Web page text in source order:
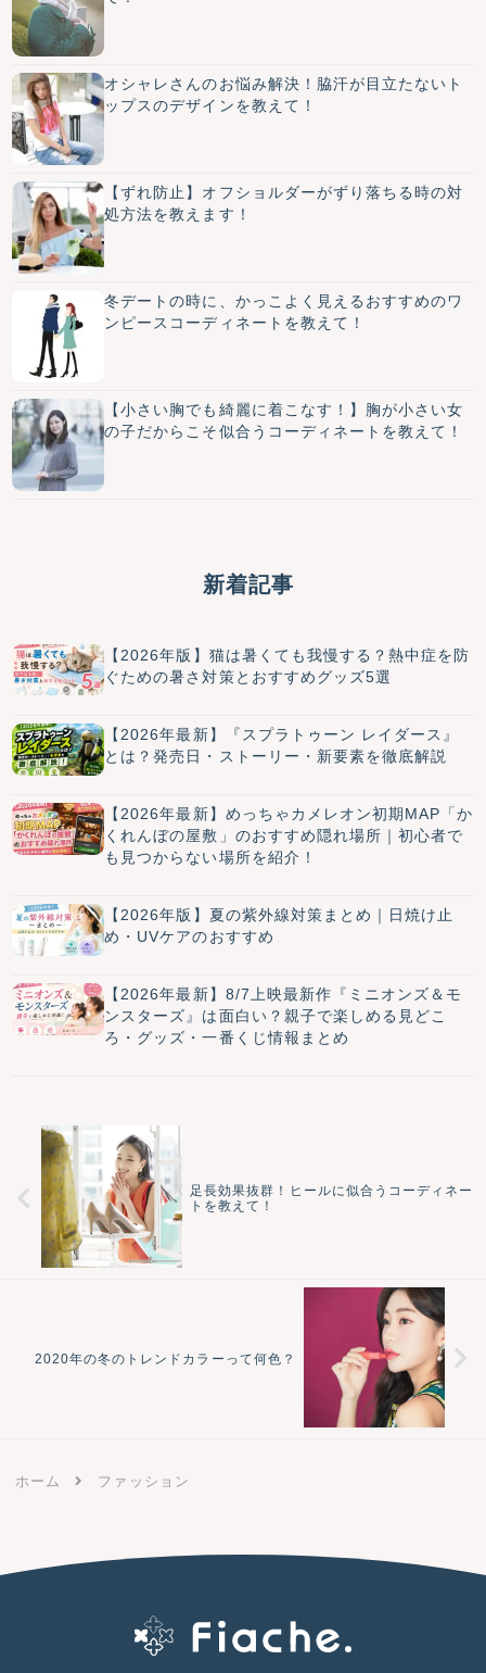
オシャレさんのお悩み解決！脇汗が目立たないト
ップスのデザインを教えて！
【ずれ防止】オフショルダーがずり落ちる時の対
処方法を教えます！
冬デートの時に、かっこよく見えるおすすめのワ
ンピースコーディネートを教えて！
【小さい胸でも綺麗に着こなす！】胸が小さい女
の子だからこそ似合うコーディネートを教えて！
新着記事
【2026年版】猫は暑くても我慢する？熱中症を防
ぐための暑さ対策とおすすめグッズ5選
【2026年最新】『スプラトゥーン レイダース』
とは？発売日・ストーリー・新要素を徹底解説
【2026年最新】めっちゃカメレオン初期MAP「か
くれんぼの屋敷」のおすすめ隠れ場所｜初心者で
も見つからない場所を紹介！
【2026年版】夏の紫外線対策まとめ｜日焼け止
め・UVケアのおすすめ
【2026年最新】8/7上映最新作『ミニオンズ＆モ
ンスターズ』は面白い？親子で楽しめる見どこ
ろ・グッズ・一番くじ情報まとめ
足長効果抜群！ヒールに似合うコーディネー
トを教えて！
2020年の冬のトレンドカラーって何色？
ホーム ファッション